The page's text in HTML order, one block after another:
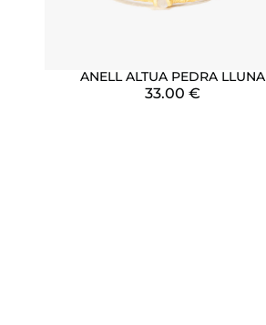
ANELL ALTUA PEDRA LLUNA
33.00€